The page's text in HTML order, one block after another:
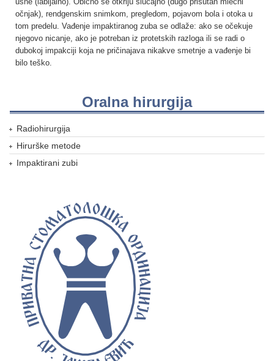
očnjak), rendgenskim snimkom, pregledom, pojavom bola i otoka u
tom predelu. Vađenje impaktiranog zuba se odlaže: ako se očekuje
njegovo nicanje, ako je potreban iz protetskih razloga ili se radi o
dubokoj impakciji koja ne pričinajava nikakve smetnje a vađenje bi
bilo teško.
Oralna hirurgija
Radiohirurgija
Hirurške metode
Impaktirani zubi